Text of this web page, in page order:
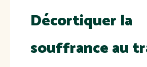
Décortiquer la
souffrance au